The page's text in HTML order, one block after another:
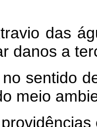
das
danos a
sentido
meio